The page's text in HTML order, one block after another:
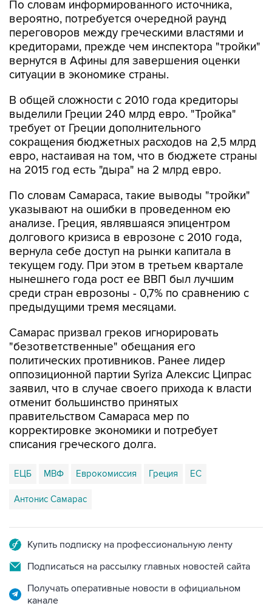
переговоров между греческими властями и
кредиторами, прежде чем инспектора "тройки"
вернутся в Афины для завершения оценки
ситуации в экономике страны.
В общей сложности с 2010 года кредиторы
требует от Греции дополнительного
сокращения бюджетных расходов на 2,5 млрд
евро, настаивая на том, что в бюджете страны
на 2015 год есть "дыра" на 2 млрд евро.
По словам Самараса, такие выводы "тройки"
анализе. Греция, являвшаяся эпицентром
долгового кризиса в еврозоне с 2010 года,
вернула себе доступ на рынки капитала в
текущем году. При этом в третьем квартале
нынешнего года рост ее ВВП был лучшим
среди стран еврозоны - 0,7% по сравнению с
предыдущими тремя месяцами.
Самарас призвал греков игнорировать
политических противников. Ранее лидер
оппозиционной партии Syriza Алексис Ципрас
заявил, что в случае своего прихода к власти
отменит большинство принятых
правительством Самараса мер по
корректировке экономики и потребует
списания греческого долга.
ЕЦБ МВФ Еврокомиссия Греция
Антонис Самарас
Подписаться на рассылку главных новостей сайта
Получать оперативные новости в официальном